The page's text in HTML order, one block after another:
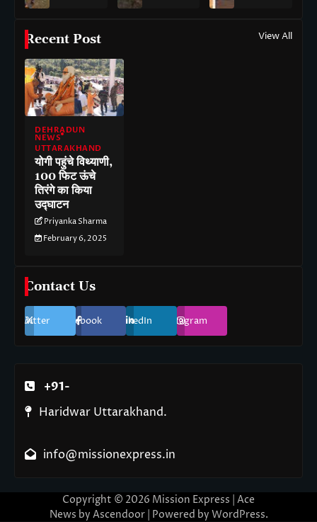
Recent Post View All
DEHRADUN
NEWS
UTTARAKHAND
योगी पहुंचे विथ्याणी,
100 फिट ऊंचे
तिरंगे का किया
उद्घाटन
Priyanka Sharma
February 6, 2025
Contact Us
Twitter Facebook LinkedIn Instagram
+91-
Haridwar Uttarakhand.
info@missionexpress.in
Copyright © 2026 Mission Express | Ace
News by Ascendoor| Powered by WordPress.